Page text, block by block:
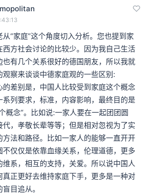
“家庭”这个角度切入分析。您也提到家
西方社会讨论的比较少。因为我自己生活
也有几个关系很好的德国朋友，所以我就
观察来谈谈中德家庭观的一些区别:
的差别是，中国人比较受到家庭这个概念
系列要求，标准，内容影响，最终目的是
概念“。比如说:一家人要在一起团团圆
代，孝敬长辈等等；但是相对忽视为了实
方法和路径。比如一家人的能够一直开开
不仅仅是依靠血缘关系，伦理道德，更多
维系，相互的支持，关爱。所以说中国人
真正更好去维持家庭下手，更多是一种对
目追从。